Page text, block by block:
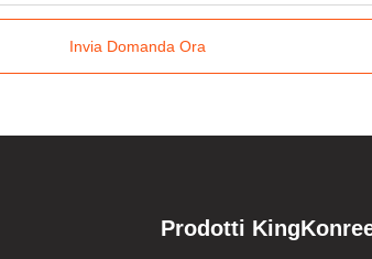
Invia Domanda Ora
Prodotti